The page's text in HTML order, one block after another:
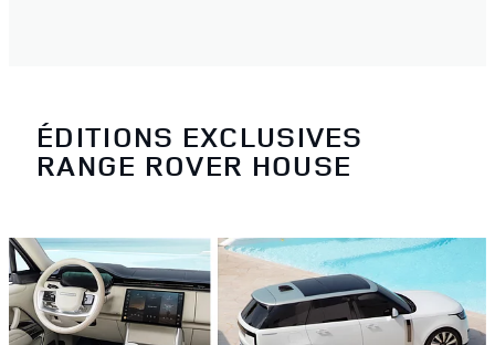
ÉDITIONS EXCLUSIVES
RANGE ROVER HOUSE